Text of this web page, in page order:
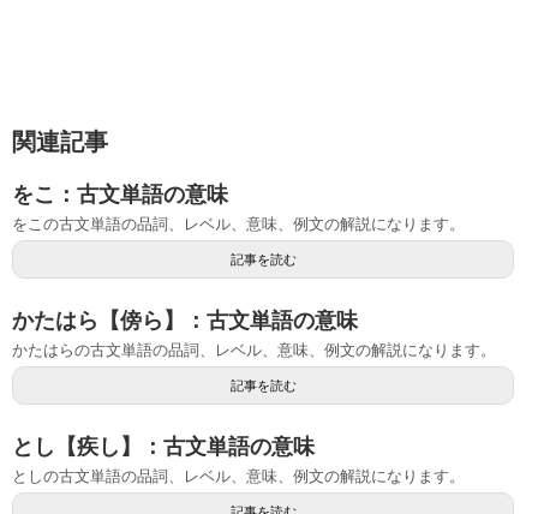
関連記事
をこ：古文単語の意味
をこの古文単語の品詞、レベル、意味、例文の解説になります。
記事を読む
かたはら【傍ら】：古文単語の意味
かたはらの古文単語の品詞、レベル、意味、例文の解説になります。
記事を読む
とし【疾し】：古文単語の意味
としの古文単語の品詞、レベル、意味、例文の解説になります。